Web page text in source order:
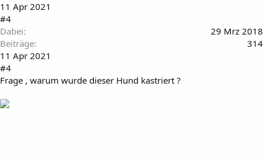
11 Apr 2021
#4
Dabei
29 Mrz 2018
Beiträge
314
11 Apr 2021
#4
Frage , warum wurde dieser Hund kastriert ?